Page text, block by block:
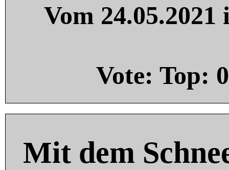
Vom
Vote: Top: 0
Mit dem